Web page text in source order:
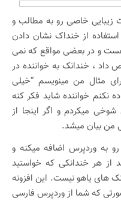
زیبایی خاصی رو به مطالب و
از خنداک نشان دادن
و در بعضی مواقع که نمی
، خندانک به خواننده در
مثال من مینویسم “خیلی
نکنم خواننده شاید فکر کنه
میکردم و اگر اینجا از
من بیان میشد.
به وردپرس اضافه میکنه و
از هر خندانکی که خواستید
های یاهو نیست. این افزونه
که شما از وردپرس فارسی